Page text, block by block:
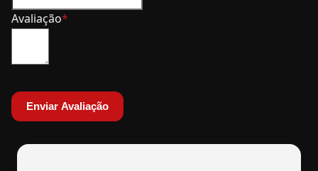
Avaliação
Enviar Avaliação